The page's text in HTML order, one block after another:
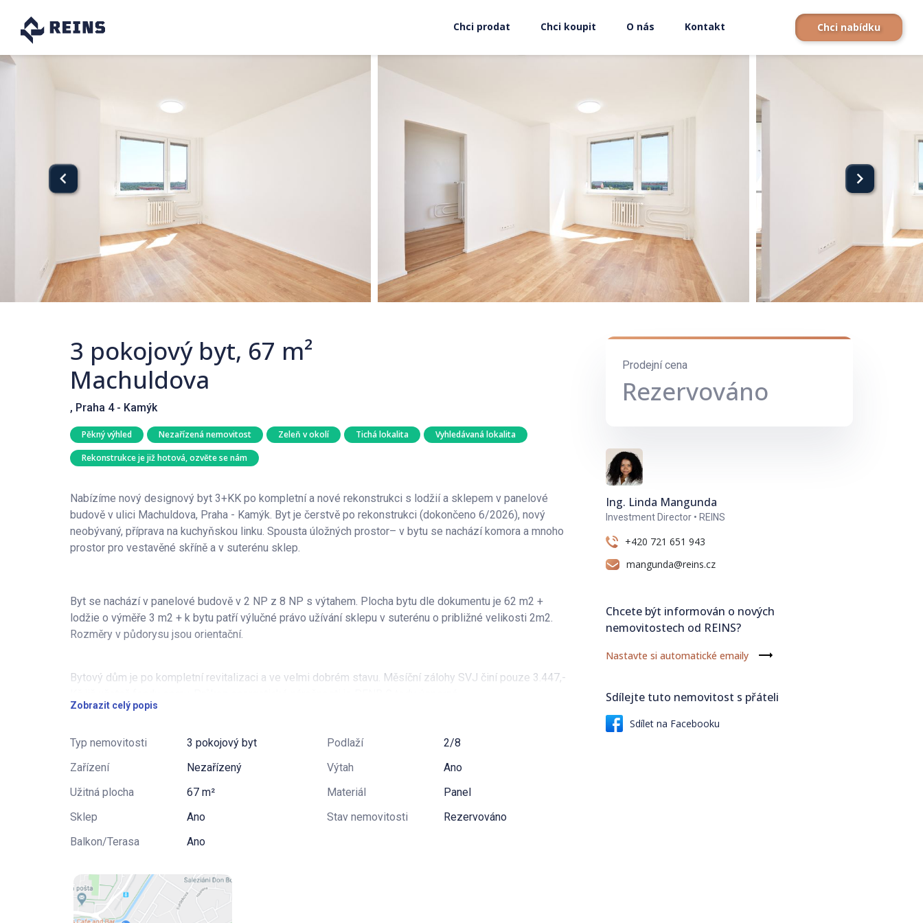
Chci prodat Chci koupit O nás Kontakt Chci nabídku
3 pokojový byt, 67 m²
Machuldova
, Praha 4 - Kamýk
Pěkný výhled Nezařízená nemovitost Zeleň v okolí Tichá lokalita
Vyhledávaná lokalita
Rekonstrukce je již hotová, ozvěte se nám
Nabízíme nový designový byt 3+KK po kompletní a nové rekonstrukci s lodžií a sklepem v panelové
budově v ulici Machuldova, Praha - Kamýk. Byt je čerstvě po rekonstrukci (dokončeno 6/2026), nový
neobývaný, příprava na kuchyňskou linku. Spousta úložných prostor– v bytu se nachází komora a mnoho
prostor pro vestavěné skříně a v suterénu sklep.
Byt se nachází v panelové budově v 2 NP z 8 NP s výtahem. Plocha bytu dle dokumentu je 62 m2 +
lodžie o výměře 3 m2 + k bytu patří výlučné právo užívání sklepu v suterénu o približné velikosti 2m2.
Rozměry v půdorysu jsou orientační.
Bytový dům je po kompletní revitalizaci a ve velmi dobrém stavu. Měsíční zálohy SVJ činí pouze 3.447,-
• Předsíň
• Obývací pokoj s kuchyňským koutem
• 2 x pokoj - samostatný, neprůchozí
• Koupelna s vanou
• WC samostatné
• Komora v byte
• Lodžie
Rekonstrukce bytu zahrnuje:
• Kompletní výměnu elektroinstalačních rozvodů (v mědi) včetně revize
Zobrazit celý popis
Typ nemovitosti
3 pokojový byt
Zařízení
Nezařízený
Užitná plocha
67 m²
Sklep
Ano
Balkon/Terasa
Ano
Podlaží
2/8
Výtah
Ano
Materiál
Panel
Stav nemovitosti
Rezervováno
Prodejní cena
Rezervováno
Ing. Linda Mangunda
Investment Director • REINS
+420 721 651 943
mangunda@reins.cz
Chcete být informován o nových
nemovitostech od REINS?
Nastavte si automatické emaily
Sdílejte tuto nemovitost s přáteli
Sdílet na Facebooku